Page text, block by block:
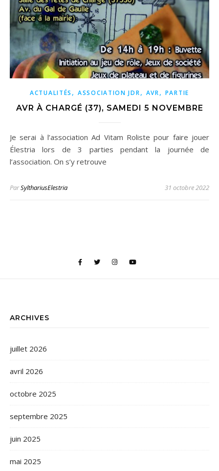
ACTUALITÉS ,ASSOCIATION JDR, AVR, PARTIE
AVR À CHARGÉ (37), SAMEDI 5 NOVEMBRE
Je serai à l’association Ad Vitam Roliste pour faire jouer
Élestria lors de 3 parties pendant la journée de
l’association. On s’y retrouve
ParSylthariusElestria 31 octobre 2022
ARCHIVES
juillet 2026
avril 2026
octobre 2025
septembre 2025
juin 2025
mai 2025